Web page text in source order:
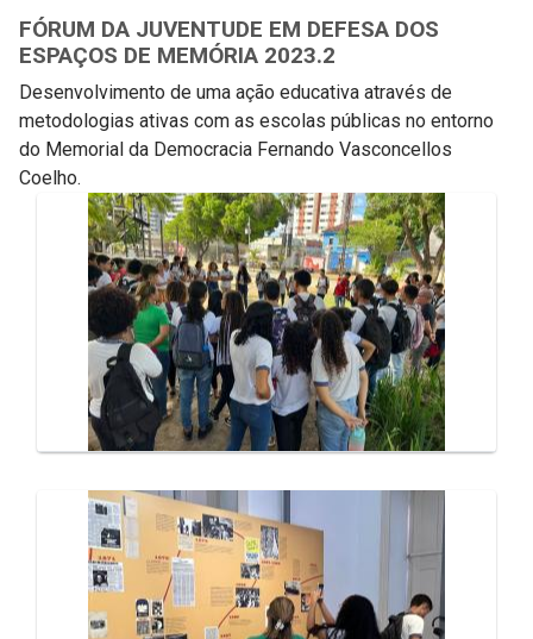
FÓRUM DA JUVENTUDE EM DEFESA DOS
ESPAÇOS DE MEMÓRIA 2023.2
Desenvolvimento de uma ação educativa através de
metodologias ativas com as escolas públicas no entorno
do Memorial da Democracia Fernando Vasconcellos
Coelho.
Galeria de Mídias